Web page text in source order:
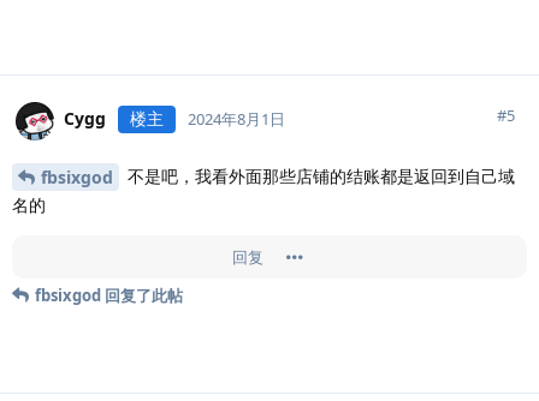
Cygg 楼主 2024年8月1日 #5
fbsixgod
不是吧，我看外面那些店铺的结账都是返回到自己域
名的
回复
fbsixgod 回复了此帖